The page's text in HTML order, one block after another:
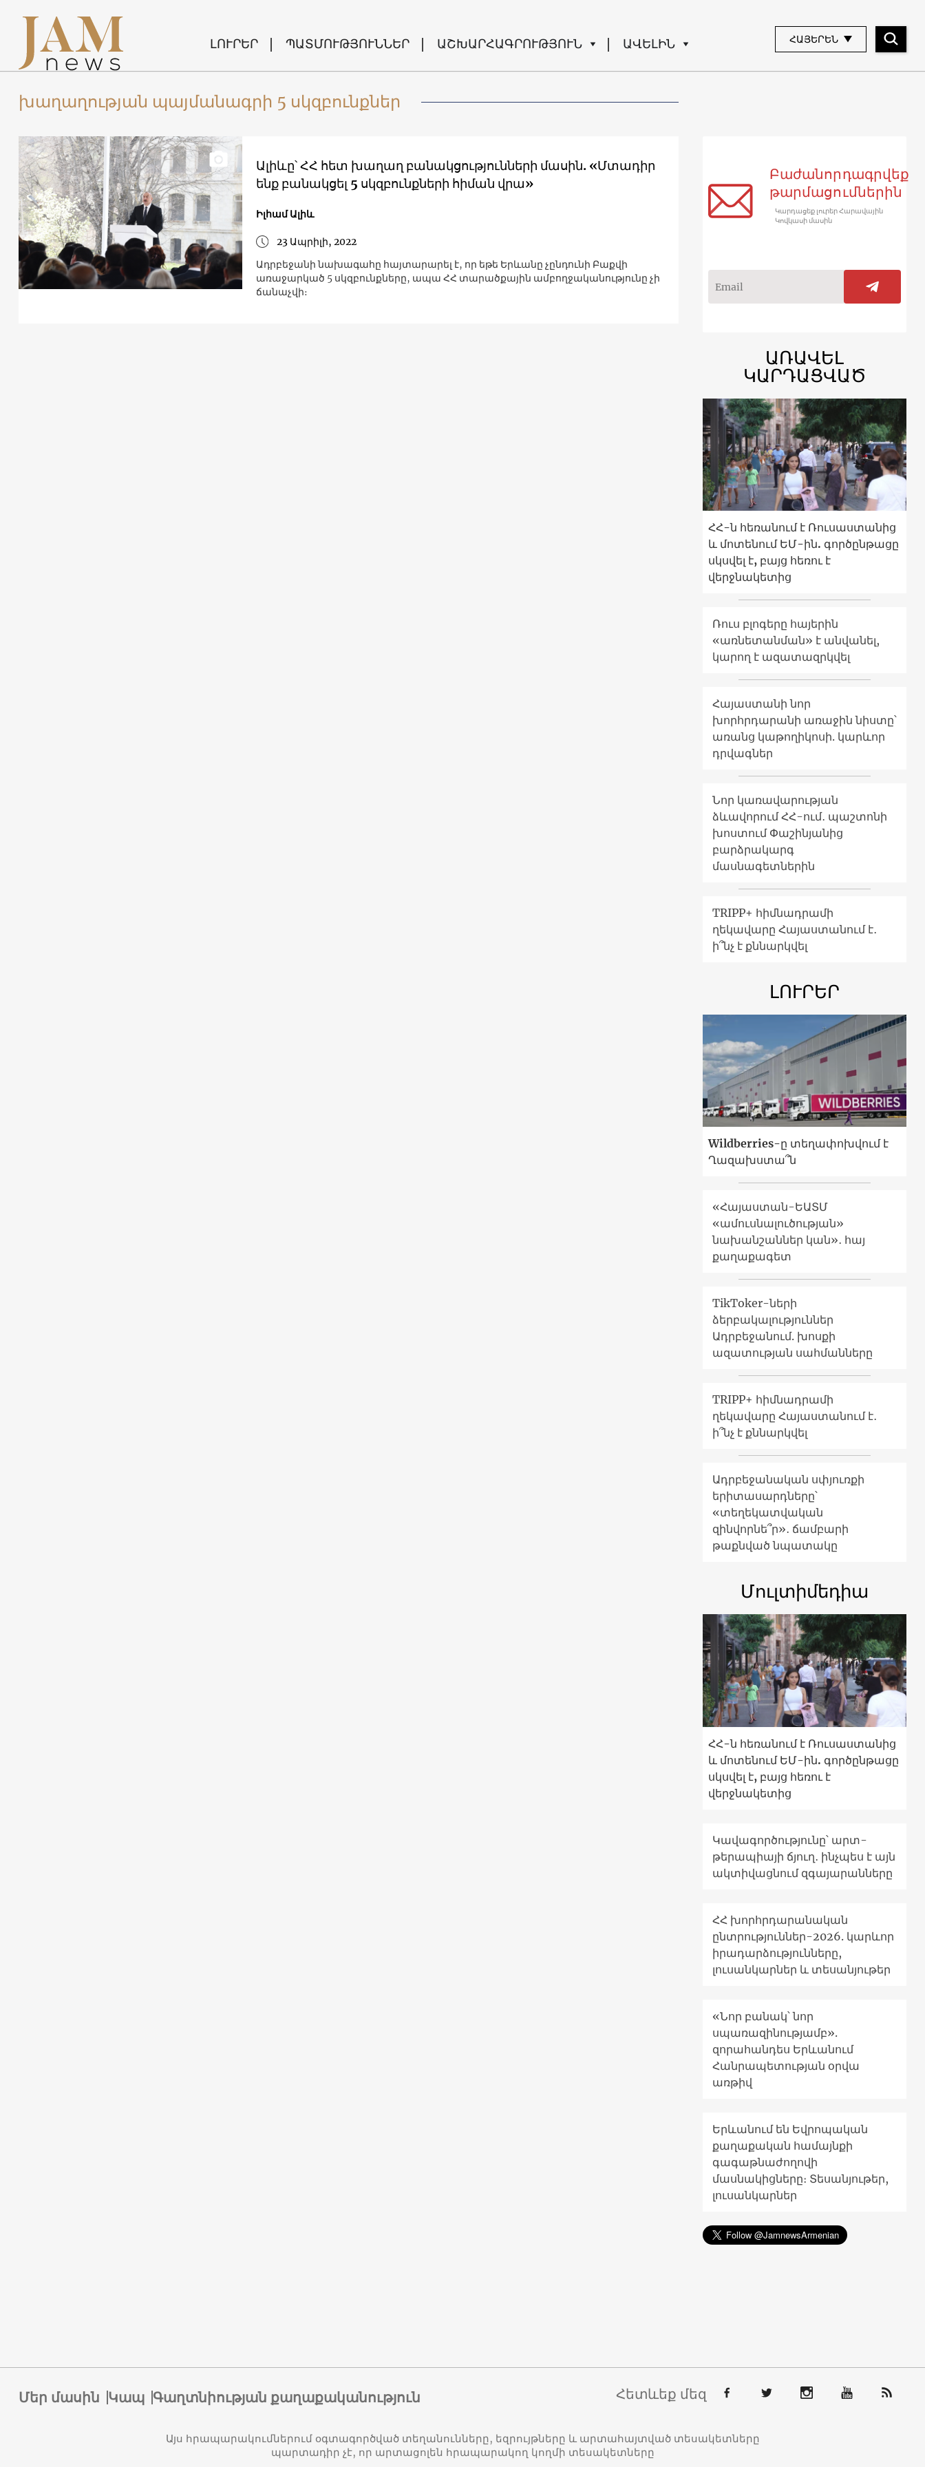
ԼՈՒՐԵՐ ՊԱՏՄՈՒԹՅՈՒՆՆԵՐ ԱՇԽԱՐՀԱԳՐՈՒԹՅՈՒՆ ԱՎԵԼԻՆ ՀԱՅԵՐԵՆ
խաղաղության պայմանագրի 5 սկզբունքներ
Ալիևը՝ ՀՀ հետ խաղաղ բանակցությունների մասին. «Մտադիր
ենք բանակցել 5 սկզբունքների հիման վրա»
Իլհամ Ալիև
23 Ապրիլի, 2022
Ադրբեջանի նախագահը հայտարարել է, որ եթե Երևանը չընդունի Բաքվի
առաջարկած 5 սկզբունքները, ապա ՀՀ տարածքային ամբողջականությունը չի
ճանաչվի։
Բաժանորդագրվեք
թարմացումներին
Կարդացեք լուրեր Հարավային
Կովկասի մասին
ԱՌԱՎԵԼ
ԿԱՐԴԱՑՎԱԾ
ՀՀ-ն հեռանում է Ռուսաստանից
և մոտենում ԵՄ-ին. գործընթացը
սկսվել է, բայց հեռու է
վերջնակետից
Ռուս բլոգերը հայերին
«առնետանման» է անվանել,
կարող է ազատազրկվել
Հայաստանի նոր
խորհրդարանի առաջին նիստը՝
առանց կաթողիկոսի. կարևոր
դրվագներ
Նոր կառավարության
ձևավորում ՀՀ-ում․ պաշտոնի
խոստում Փաշինյանից
բարձրակարգ
մասնագետներին
TRIPP+ հիմնադրամի
ղեկավարը Հայաստանում է․
ի՞նչ է քննարկվել
ԼՈՒՐԵՐ
Wildberries-ը տեղափոխվում է
Ղազախստա՞ն
«Հայաստան-ԵԱՏՄ
«ամուսնալուծության»
նախանշաններ կան»․ հայ
քաղաքագետ
TikToker-ների
ձերբակալություններ
Ադրբեջանում. խոսքի
ազատության սահմանները
TRIPP+ հիմնադրամի
ղեկավարը Հայաստանում է․
ի՞նչ է քննարկվել
Ադրբեջանական սփյուռքի
երիտասարդները՝
«տեղեկատվական
զինվորնե՞ր»․ ճամբարի
թաքնված նպատակը
Մուլտիմեդիա
ՀՀ-ն հեռանում է Ռուսաստանից
և մոտենում ԵՄ-ին. գործընթացը
սկսվել է, բայց հեռու է
վերջնակետից
Կավագործությունը՝ արտ-
թերապիայի ճյուղ․ ինչպես է այն
ակտիվացնում զգայարանները
ՀՀ խորհրդարանական
ընտրություններ-2026. կարևոր
իրադարձությունները,
լուսանկարներ և տեսանյութեր
«Նոր բանակ՝ նոր
սպառազինությամբ».
զորահանդես Երևանում
Հանրապետության օրվա
առթիվ
Երևանում են Եվրոպական
քաղաքական համայնքի
գագաթնաժողովի
մասնակիցները։ Տեսանյութեր,
լուսանկարներ
Մեր մասին Կապ Գաղտնիության քաղաքականություն Հետևեք մեզ
Այս հրապարակումներում օգտագործված տեղանունները, եզրույթները և արտահայտված տեսակետները
պարտադիր չէ, որ արտացոլեն հրապարակող կողմի տեսակետները